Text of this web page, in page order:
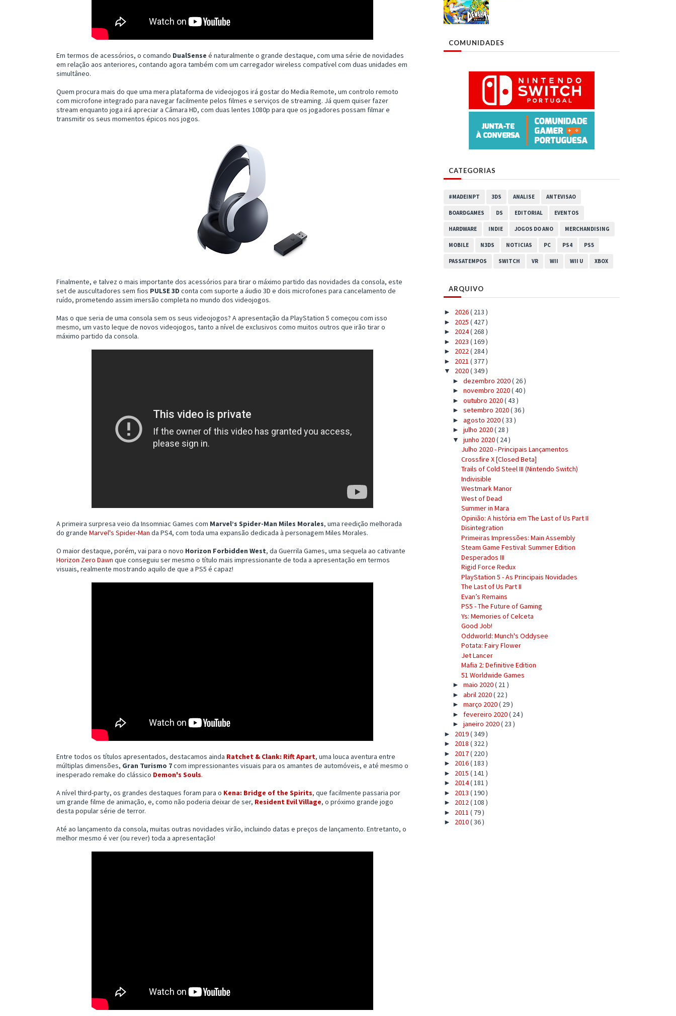
Em termos de acessórios, o comando DualSense é naturalmente o grande destaque, com uma série de novidades
em relação aos anteriores, contando agora também com um carregador wireless compatível com duas unidades em
simultâneo.
Quem procura mais do que uma mera plataforma de videojogos irá gostar do Media Remote, um controlo remoto
com microfone integrado para navegar facilmente pelos filmes e serviços de streaming. Já quem quiser fazer
stream enquanto joga irá apreciar a Câmara HD, com duas lentes 1080p para que os jogadores possam filmar e
transmitir os seus momentos épicos nos jogos.
Finalmente, e talvez o mais importante dos acessórios para tirar o máximo partido das novidades da consola, este
set de auscultadores sem fios PULSE 3D conta com suporte a áudio 3D e dois microfones para cancelamento de
ruído, prometendo assim imersão completa no mundo dos videojogos.
Mas o que seria de uma consola sem os seus videojogos? A apresentação da PlayStation 5 começou com isso
mesmo, um vasto leque de novos videojogos, tanto a nível de exclusivos como muitos outros que irão tirar o
máximo partido da consola.
A primeira surpresa veio da Insomniac Games com Marvel’s Spider-Man Miles Morales, uma reedição melhorada
do grande Marvel's Spider-Man da PS4, com toda uma expansão dedicada à personagem Miles Morales.
O maior destaque, porém, vai para o novo Horizon Forbidden West, da Guerrila Games, uma sequela ao cativante
Horizon Zero Dawn que conseguiu ser mesmo o título mais impressionante de toda a apresentação em termos
visuais, realmente mostrando aquilo de que a PS5 é capaz!
Entre todos os títulos apresentados, destacamos ainda Ratchet & Clank: Rift Apart, uma louca aventura entre
múltiplas dimensões, Gran Turismo 7com impressionantes visuais para os amantes de automóveis, e até mesmo o
inesperado remake do clássico Demon's Souls.
A nível third-party, os grandes destaques foram para o Kena: Bridge of the Spirits, que facilmente passaria por
um grande filme de animação, e, como não poderia deixar de ser, Resident Evil Village, o próximo grande jogo
desta popular série de terror.
Até ao lançamento da consola, muitas outras novidades virão, incluindo datas e preços de lançamento. Entretanto, o
melhor mesmo é ver (ou rever) toda a apresentação!
COMUNIDADES
CATEGORIAS
#MADEINPT 3DS ANALISE ANTEVISAO
BOARDGAMES DS EDITORIAL EVENTOS
HARDWARE INDIE JOGOS DO ANO MERCHANDISING
MOBILE N3DS NOTICIAS PC PS4 PS5
PASSATEMPOS SWITCH VR WII WII U XBOX
ARQUIVO
► 2026( 213 )
► 2025 ( 427 )
► 2024( 268 )
► 2023 ( 169 )
► 2022( 284 )
► 2021 ( 377 )
▼ 2020( 349 )
► dezembro 2020( 26 )
► novembro 2020( 40 )
► outubro 2020( 43 )
► setembro 2020( 36 )
► agosto 2020( 33 )
► julho 2020( 28 )
▼ junho 2020( 24 )
Julho 2020 - Principais Lançamentos
Crossfire X [Closed Beta]
Trails of Cold Steel III (Nintendo Switch)
Indivisible
Westmark Manor
West of Dead
Summer in Mara
Opinião: A história em The Last of Us Part II
Disintegration
Primeiras Impressões: Main Assembly
Steam Game Festival: Summer Edition
Desperados III
Rigid Force Redux
PlayStation 5 - As Principais Novidades
The Last of Us Part II
Evan’s Remains
PS5 - The Future of Gaming
Ys: Memories of Celceta
Good Job!
Oddworld: Munch's Oddysee
Potata: Fairy Flower
Jet Lancer
Mafia 2: Definitive Edition
51 Worldwide Games
► maio 2020( 21 )
► abril 2020( 22 )
► março 2020( 29 )
► fevereiro 2020( 24 )
► janeiro 2020( 23 )
► 2019( 349 )
► 2018 ( 322 )
► 2017( 220 )
► 2016( 183 )
► 2015 ( 141 )
► 2014( 181 )
► 2013 ( 190 )
► 2012( 108 )
► 2011 ( 79 )
► 2010( 36 )